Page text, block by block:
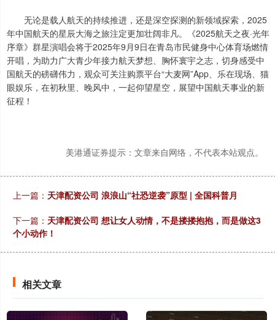
无论是载人航天的持续推进，还是深空探测的新领域探索，2025
年中国航天的星辰大海之旅注定更加壮阔非凡。《2025航天之夜·光年
序章》群星演唱会将于2025年9月9日在青岛市民健身中心体育场燃情
开唱，为助力广大青少年接力航天梦想、胸怀寰宇之志，切身感受中
国航天的磅礴伟力，观众可关注购票平台“大麦网”App、乐在现场、猫
眼娱乐，在初秋里、晚风中，一起仰望星空，展望中国航天事业的新
征程！
美港通证券提示：文章来自网络，不代表本站观点。
上一篇： 天津配资公司 浪浪山“社恐逆袭”原型 | 全国科普月
下一篇： 天津配资公司 想让女人动情，不是搂搂抱抱，而是做这3
个小动作！
相关文章